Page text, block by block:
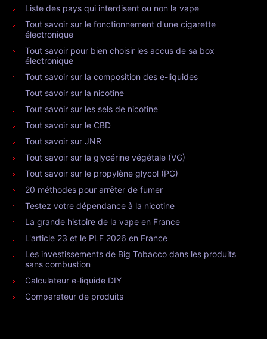
Liste des pays qui interdisent ou non la vape
Tout savoir sur le fonctionnement d'une cigarette
électronique
Tout savoir pour bien choisir les accus de sa box
électronique
Tout savoir sur la composition des e-liquides
Tout savoir sur la nicotine
Tout savoir sur les sels de nicotine
Tout savoir sur le CBD
Tout savoir sur JNR
Tout savoir sur la glycérine végétale (VG)
Tout savoir sur le propylène glycol (PG)
20 méthodes pour arrêter de fumer
Testez votre dépendance à la nicotine
La grande histoire de la vape en France
L'article 23 et le PLF 2026 en France
Les investissements de Big Tobacco dans les produits
sans combustion
Calculateur e-liquide DIY
Comparateur de produits